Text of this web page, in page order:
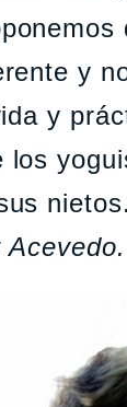
y
y
los
nietos.